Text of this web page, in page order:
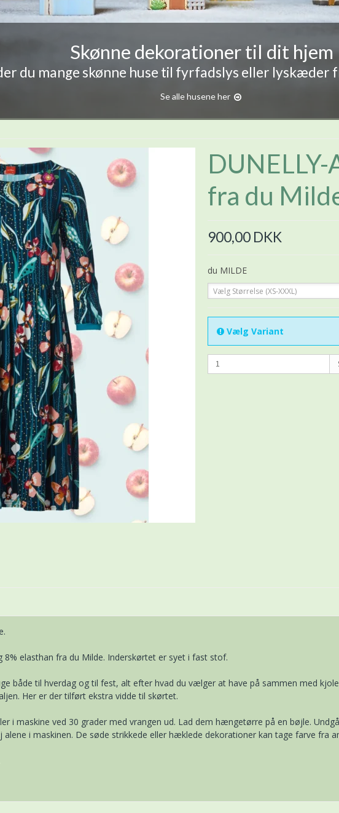
Skønne dekorationer til dit hjem
du mange skønne huse til fyrfadslys eller lyskæder
Se alle husene her
DUNELLY-
fra du
900,00 DKK
du MILDE
Vælg Størrelse (XS-XXXL)
Vælg Variant
elasthan fra du Milde. Inderskørtet er syet i fast stof.
både til hverdag og til fest, alt efter hvad du vælger at have på sammen med
Her er der tilført ekstra vidde til skørtet.
i maskine ved 30 grader med vrangen ud. Lad dem hængetørre på en bøjle.
i maskinen. De søde strikkede eller hæklede dekorationer kan tage farve fra